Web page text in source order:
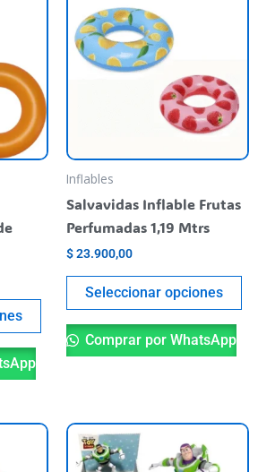
producto
varias
variantes.
Las
opciones
se
pueden
elegir
producto
Inflables
Salvavidas Inflable Frutas
Perfumadas 1,19 Mtrs
$23.900,00
Seleccionar opciones
se
Comprar por WhatsApp